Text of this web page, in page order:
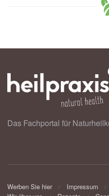
Das Fachportal für
Werben Sie hier Impressum